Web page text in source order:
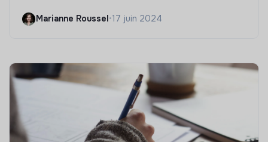
Marianne Roussel•17 juin 2024